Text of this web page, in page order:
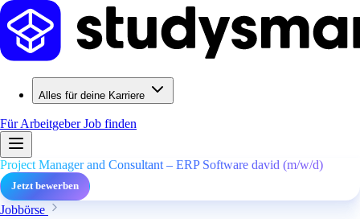
Alles für deine Karriere
Für ArbeitgeberJob finden
Project Manager and Consultant – ERP Software david (m/w/d)
Jetzt bewerben
Jobbörse